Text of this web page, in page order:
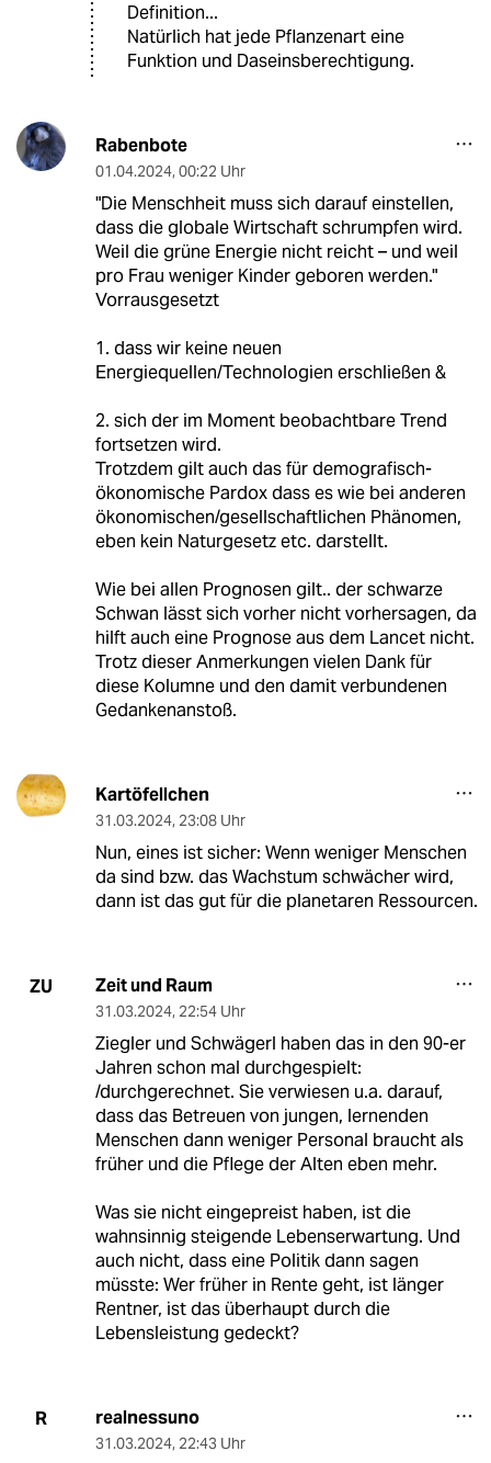
Definition...
Natürlich hat jede Pflanzenart eine
Funktion und Daseinsberechtigung.
Rabenbote
01.04.2024, 00:22 Uhr
"Die Menschheit muss sich darauf einstellen,
dass die globale Wirtschaft schrumpfen wird.
Weil die grüne Energie nicht reicht – und weil
pro Frau weniger Kinder geboren werden."
Vorrausgesetzt
1. dass wir keine neuen
Energiequellen/Technologien erschließen &
2. sich der im Moment beobachtbare Trend
fortsetzen wird.
Trotzdem gilt auch das für demografisch-
ökonomische Pardox dass es wie bei anderen
ökonomischen/gesellschaftlichen Phänomen,
eben kein Naturgesetz etc. darstellt.
Wie bei allen Prognosen gilt.. der schwarze
Schwan lässt sich vorher nicht vorhersagen, da
hilft auch eine Prognose aus dem Lancet nicht.
Trotz dieser Anmerkungen vielen Dank für
diese Kolumne und den damit verbundenen
Gedankenanstoß.
Kartöfellchen
31.03.2024, 23:08 Uhr
Nun, eines ist sicher: Wenn weniger Menschen
da sind bzw. das Wachstum schwächer wird,
dann ist das gut für die planetaren Ressourcen.
ZU Zeit und Raum
31.03.2024, 22:54 Uhr
Ziegler und Schwägerl haben das in den 90-er
Jahren schon mal durchgespielt:
/durchgerechnet. Sie verwiesen u.a. darauf,
dass das Betreuen von jungen, lernenden
Menschen dann weniger Personal braucht als
früher und die Pflege der Alten eben mehr.
Was sie nicht eingepreist haben, ist die
wahnsinnig steigende Lebenserwartung. Und
auch nicht, dass eine Politik dann sagen
müsste: Wer früher in Rente geht, ist länger
Rentner, ist das überhaupt durch die
Lebensleistung gedeckt?
R realnessuno
31.03.2024, 22:43 Uhr